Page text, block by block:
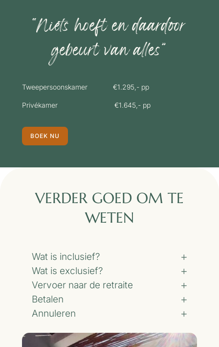
“Niets hoeft en daardoor
gebeurt van alles”
Tweepersoonskamer €1.295,- pp
Privékamer €1.645,- pp
BOEK NU
VERDER GOED OM TE
WETEN
Wat is inclusief?
Wat is exclusief?
Vervoer naar de retraite
Betalen
Annuleren